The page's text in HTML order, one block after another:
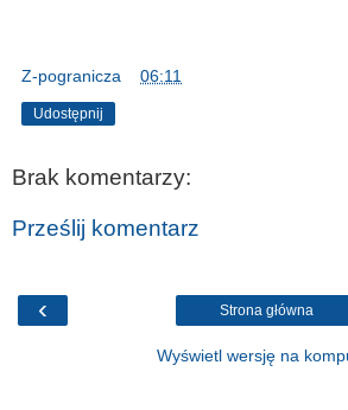
Z-pogranicza 06:11
Udostępnij
Brak komentarzy:
Prześlij komentarz
‹ Strona główna
Wyświetl wersję na